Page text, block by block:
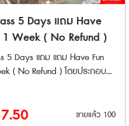
(Shin-Osaka-Okayama) และ
วนพิเศษ
ช้รถไฟ Chizu
คืนวันแรก ถึง เที่ยงคืนวัน
5 Days แถม Have
1 Week ( No Refund )
5 Days แถม แถม Have Fun
Refund ) โดยประกอบ
2 แบบ ได้แก่ • JR East
เป็นบัตรโดยสารรถไฟ JR ที่ให้
ด้อย่างอิสระในพื้นที่ในภูมิภาคคัน
ขายแล้ว 100